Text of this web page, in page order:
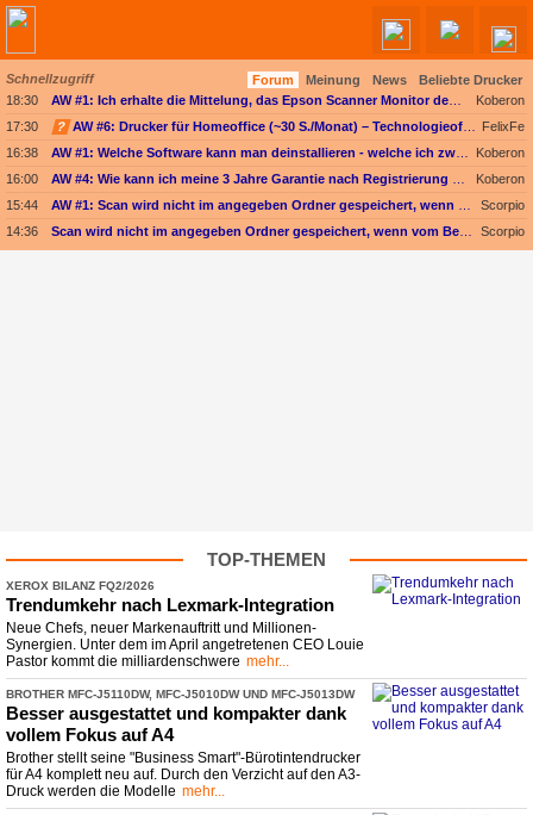
Schnellzugriff Forum Meinung News
Beliebte Drucker
18:30
Koberon
17:30
?
FelixFe
16:38
Koberon
16:00
Koberon
15:44
Scorpio
14:36
Scorpio
TOP-THEMEN
XEROX BILANZ FQ2/2026
Trendumkehr nach Lexmark-​Integration
Neue Chefs, neuer Markenauftritt und Millionen-
Synergien. Unter dem im April angetretenen CEO Louie
Pastor kommt die milliardenschwere mehr...
BROTHER MFC-​J5110DW, MFC-​J5010DW UND MFC-​J5013DW
Besser ausgestattet und kompakter dank
vollem Fokus auf A4
Brother stellt seine "Business Smart"-Bürotintendrucker
für A4 komplett neu auf. Durch den Verzicht auf den A3-
Druck werden die Modelle mehr...
Angebote werden geladen...